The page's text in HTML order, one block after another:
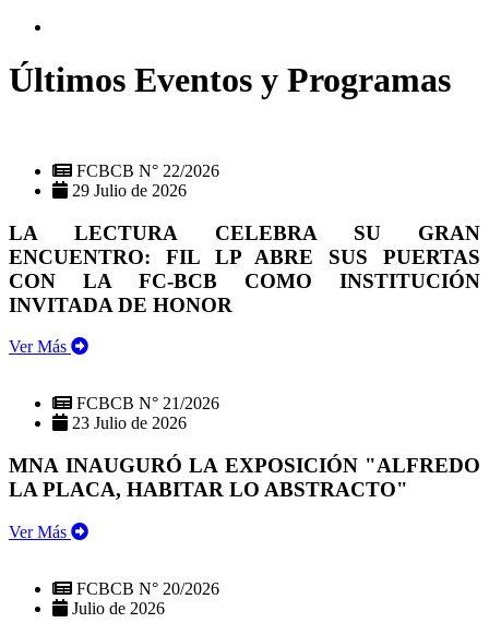
Últimos Eventos y Programas
FCBCB N° 22/2026
29 Julio de 2026
LA LECTURA CELEBRA SU GRAN
ENCUENTRO: FIL LP ABRE SUS PUERTAS
CON LA FC-BCB COMO INSTITUCIÓN
INVITADA DE HONOR
Ver Más
FCBCB N° 21/2026
23 Julio de 2026
MNA INAUGURÓ LA EXPOSICIÓN "ALFREDO
LA PLACA, HABITAR LO ABSTRACTO"
Ver Más
FCBCB N° 20/2026
Julio de 2026